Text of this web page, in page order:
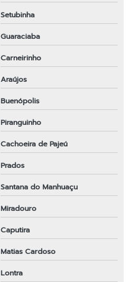
Setubinha
Guaraciaba
Carneirinho
Araújos
Buenópolis
Piranguinho
Cachoeira de Pajeú
Prados
Santana do Manhuaçu
Miradouro
Caputira
Matias Cardoso
Lontra